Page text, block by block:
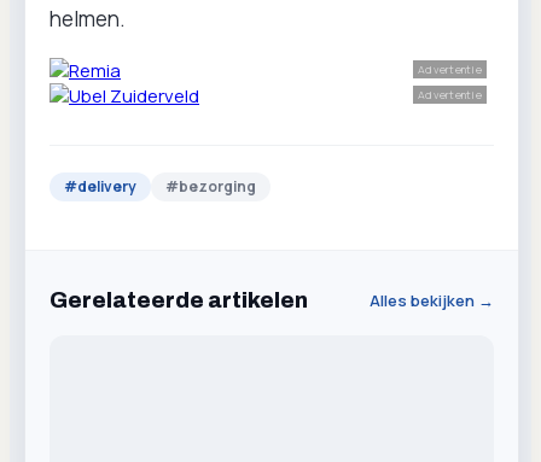
helmen.
Advertentie
Advertentie
#delivery #bezorging
Gerelateerde artikelen Alles bekijken →